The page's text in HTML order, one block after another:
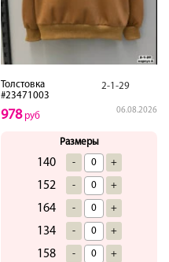
Толстовка
#23471003
2-1-29
06.08.2026
978руб
Размеры
140 - +
152 - +
164 - +
134 - +
158 - +